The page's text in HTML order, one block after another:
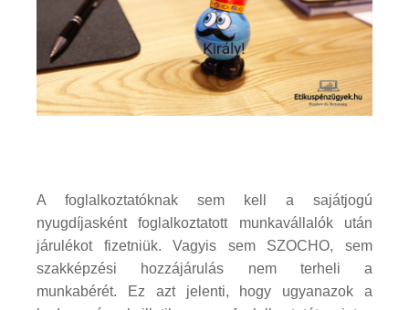
A foglalkoztatóknak sem kell a sajátjogú
nyugdíjasként foglalkoztatott munkavállalók után
járulékot fizetniük. Vagyis sem SZOCHO, sem
szakképzési hozzájárulás nem terheli a
munkabérét. Ez azt jelenti, hogy ugyanazok a